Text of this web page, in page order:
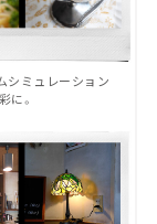
シミュレーション
に。